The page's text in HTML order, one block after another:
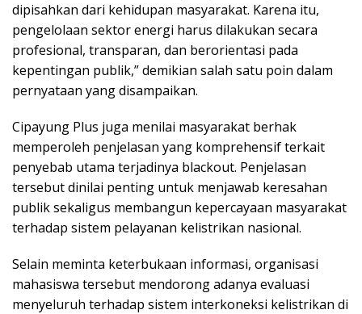
dipisahkan dari kehidupan masyarakat. Karena itu,
pengelolaan sektor energi harus dilakukan secara
profesional, transparan, dan berorientasi pada
kepentingan publik,” demikian salah satu poin dalam
pernyataan yang disampaikan.
Cipayung Plus juga menilai masyarakat berhak
memperoleh penjelasan yang komprehensif terkait
penyebab utama terjadinya blackout. Penjelasan
tersebut dinilai penting untuk menjawab keresahan
publik sekaligus membangun kepercayaan masyarakat
terhadap sistem pelayanan kelistrikan nasional.
Selain meminta keterbukaan informasi, organisasi
mahasiswa tersebut mendorong adanya evaluasi
menyeluruh terhadap sistem interkoneksi kelistrikan di